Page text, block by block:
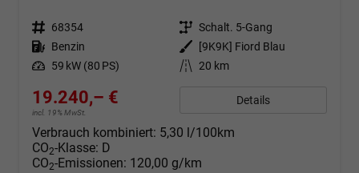
Fahrzeugnr. 68354 Getriebe Schalt. 5-Gang
Kraftstoff Benzin Außenfarbe
[9K9K] Fiord Blau
Leistung 59 kW (80 PS) Kilometerstand 20 km
19.240,– €
incl. 19% MwSt.
Details
Verbrauch kombiniert: 5,30 l/100km
CO2-Klasse: D
CO2-Emissionen: 120,00 g/km